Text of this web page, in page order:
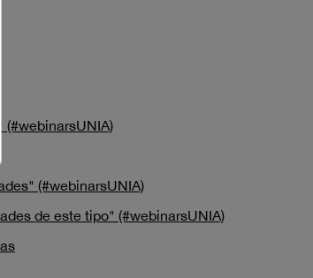
(#webinarsUNIA)
de este tipo" (#webinarsUNIA)